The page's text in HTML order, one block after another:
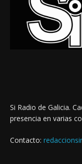
Si Radio de Galicia.
presencia en varias
Contacto: